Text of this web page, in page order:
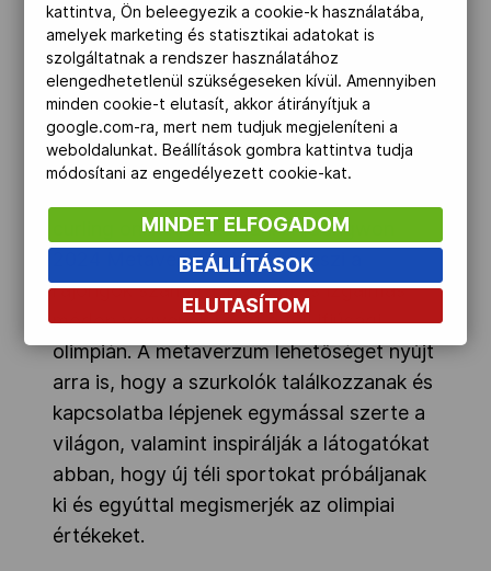
felhasználóknak, segítve a Gangwon
2024 lehető legbefogadóbbá és
hozzáférhetőbbé tételét, különösen a
fiatal rajongók számára. A helyszínek
virtuális túráitól kezdve a versenyekig, a
rajongók is megmérkőzhetnek más
curling online játékaiban. A „Gangwon
2024 Metaverse” lehetővé teszi a
rajongók számára, hogy új és izgalmas
módon vegyenek részt a téli ifjúsági
olimpián. A metaverzum lehetőséget nyújt
arra is, hogy a szurkolók találkozzanak és
kapcsolatba lépjenek egymással szerte a
világon, valamint inspirálják a látogatókat
abban, hogy új téli sportokat próbáljanak
ki és egyúttal megismerjék az olimpiai
értékeket.
kattintva, Ön beleegyezik a cookie-k használatába,
amelyek marketing és statisztikai adatokat is
szolgáltatnak a rendszer használatához
elengedhetetlenül szükségeseken kívül. Amennyiben
minden cookie-t elutasít, akkor átirányítjuk a
google.com-ra, mert nem tudjuk megjeleníteni a
weboldalunkat. Beállítások gombra kattintva tudja
módosítani az engedélyezett cookie-kat.
MINDET ELFOGADOM
BEÁLLÍTÁSOK
ELUTASÍTOM